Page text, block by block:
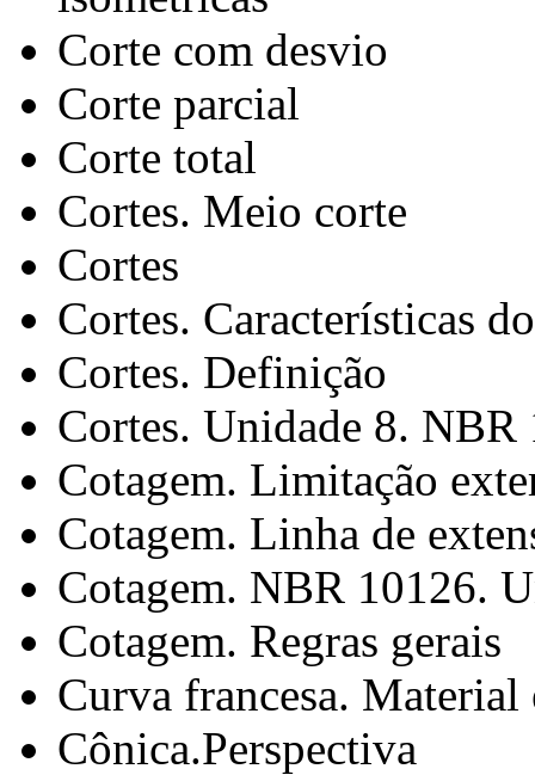
Corte com desvio
Corte parcial
Corte total
Cortes. Meio corte
Cortes
Cortes. Características
Cortes. Definição
Cortes. Unidade 8. NBR
Cotagem. Limitação
Cotagem. Linha de
Cotagem. NBR 10126.
Cotagem. Regras gerais
Curva francesa.
Cônica.Perspectiva